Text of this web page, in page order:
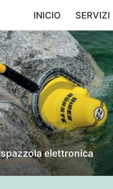
INICIO SERVIZI
spazzola elettronica